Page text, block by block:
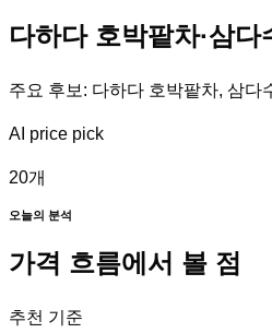
다하다 호박팥차·삼다
주요 후보: 다하다 호박팥차, 삼다
AI price pick
20개
오늘의 분석
가격 흐름에서 볼 점
추천 기준